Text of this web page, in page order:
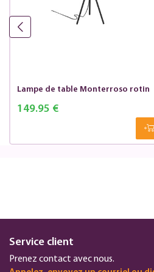
Lampe de table Monterroso rotin
149.95 €
Service client
Prenez contact avec nous.